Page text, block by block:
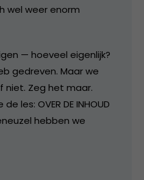
wel weer enorm
— hoeveel eigenlijk?
gedreven. Maar we
niet. Zeg het maar.
les: OVER DE INHOUD
hebben we